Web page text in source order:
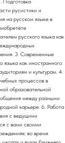
Подготовка
русистики и
на русском языке в
русского языка как
3. Современные
языка как иностранного
и культурам. 4.
процессов в
образовательной
общения между разными
карьере. 6. Работа
с ведущими
с вами своими
во время